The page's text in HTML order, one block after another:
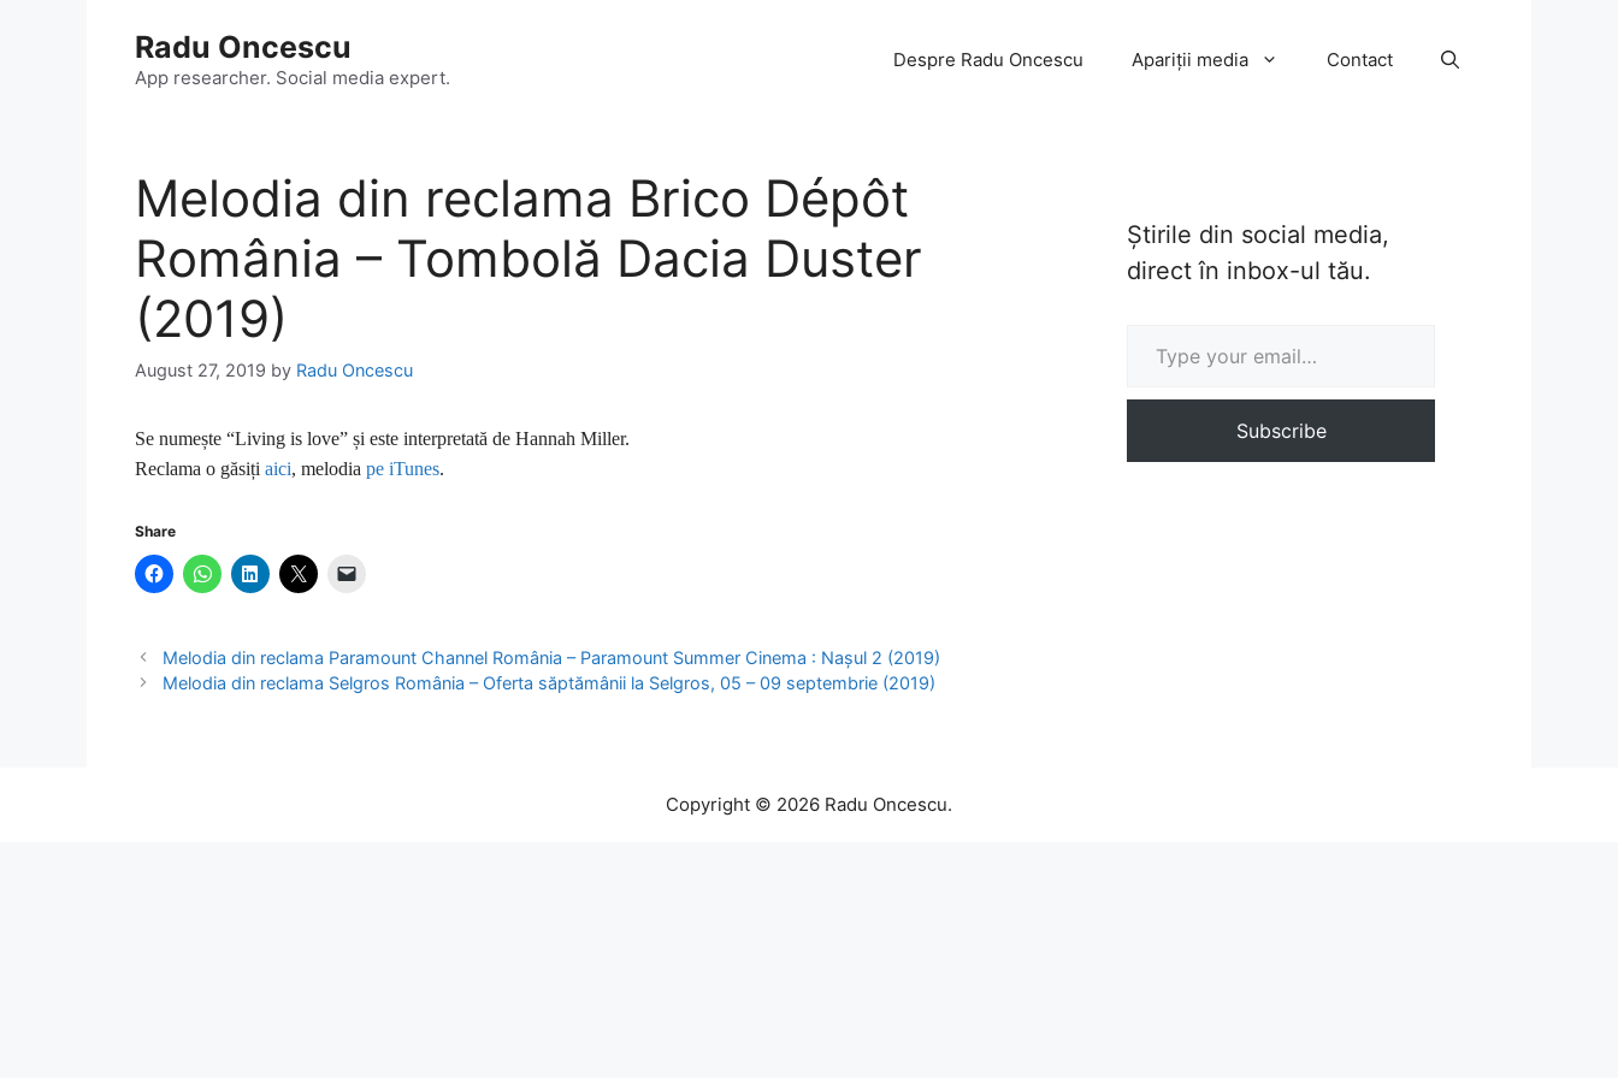
Radu Oncescu
App researcher. Social media expert.
Despre Radu Oncescu Apariții media Contact
Melodia din reclama Brico Dépôt
România – Tombolă Dacia Duster
(2019)
August 27, 2019 by Radu Oncescu
Se numește “Living is love” și este interpretată de Hannah Miller.
Reclama o găsiți aici, melodia pe iTunes.
Share
Melodia din reclama Paramount Channel România – Paramount Summer Cinema : Nașul 2 (2019)
Melodia din reclama Selgros România – Oferta săptămânii la Selgros, 05 – 09 septembrie (2019)
Știrile din social media,
direct în inbox-ul tău.
Subscribe
Copyright © 2026 Radu Oncescu.